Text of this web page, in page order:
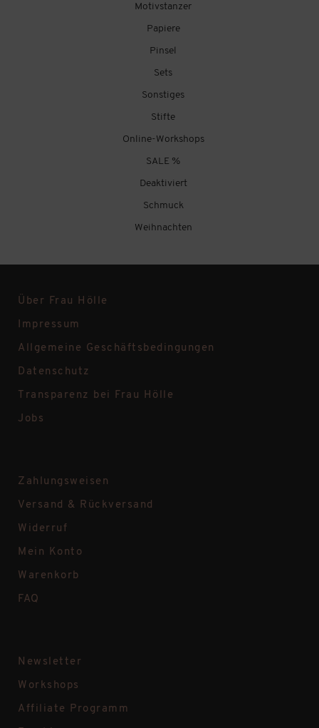
Motivstanzer
Papiere
Pinsel
Sets
Sonstiges
Stifte
Online-Workshops
SALE %
Deaktiviert
Schmuck
Weihnachten
Über Frau Hölle
Impressum
Allgemeine Geschäftsbedingungen
Datenschutz
Transparenz bei Frau Hölle
Jobs
Zahlungsweisen
Versand & Rückversand
Widerruf
Mein Konto
Warenkorb
FAQ
Newsletter
Workshops
Affiliate Programm